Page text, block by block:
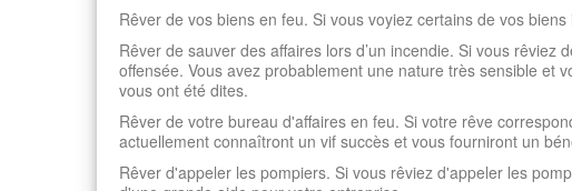
Rêver de vos biens en feu. Si vous voyiez certains de vos
Rêver de sauver des affaires lors d’un incendie. Si vous
offensée. Vous avez probablement une nature très sensible et
vous ont été dites.
Rêver de votre bureau d'affaires en feu. Si votre rêve
actuellement connaîtront un vif succès et vous fourniront un
Rêver d'appeler les pompiers. Si vous rêviez d'appeler les